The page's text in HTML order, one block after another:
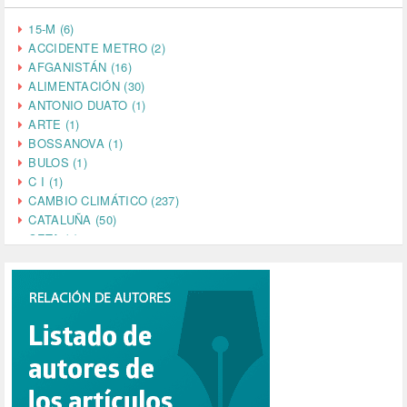
15-M (6)
ACCIDENTE METRO (2)
AFGANISTÁN (16)
ALIMENTACIÓN (30)
ANTONIO DUATO (1)
ARTE (1)
BOSSANOVA (1)
BULOS (1)
C I (1)
CAMBIO CLIMÁTICO (237)
CATALUÑA (50)
CETA (2)
CINE (35)
COMPROMISO (2)
CONFERENCIA (1)
CONSUMO (1)
CORONAVIRUS (155)